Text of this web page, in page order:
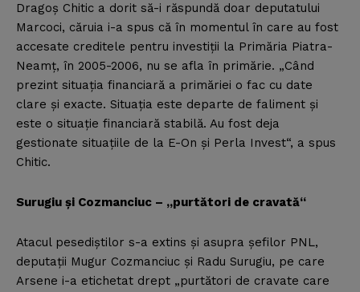
Dragoş Chitic a dorit să-i răspundă doar deputatului
Marcoci, căruia i-a spus că în momentul în care au fost
accesate creditele pentru investiţii la Primăria Piatra-
Neamţ, în 2005-2006, nu se afla în primărie. „Când
prezint situaţia financiară a primăriei o fac cu date
clare şi exacte. Situaţia este departe de faliment şi
este o situaţie financiară stabilă. Au fost deja
gestionate situaţiile de la E-On şi Perla Invest“, a spus
Chitic.
Surugiu şi Cozmanciuc – „purtători de cravată“
Atacul pesediştilor s-a extins şi asupra şefilor PNL,
deputaţii Mugur Cozmanciuc şi Radu Surugiu, pe care
Arsene i-a etichetat drept „purtători de cravate care